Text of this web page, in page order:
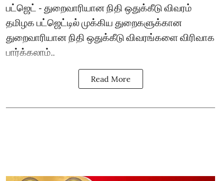
பட்ஜெட் - துறைவாரியான நிதி ஒதுக்கீடு விவரம்
தமிழக பட்ஜெட்டில் முக்கிய துறைகளுக்கான
துறைவாரியான நிதி ஒதுக்கீடு விவரங்களை விரிவாக
பார்க்கலாம்..
Read More